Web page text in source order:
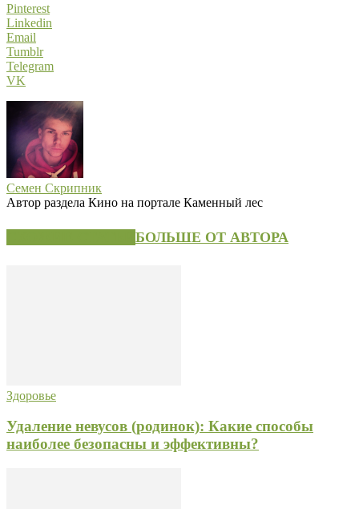
Pinterest
Linkedin
Email
Tumblr
Telegram
VK
Семен Скрипник
Автор раздела Кино на портале Каменный лес
БОЛЬШЕ ОТ АВТОРА
Здоровье
Удаление невусов (родинок): Какие способы
наиболее безопасны и эффективны?